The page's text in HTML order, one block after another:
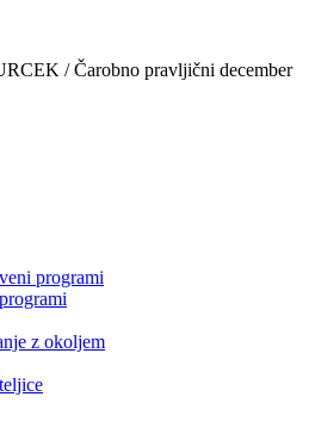
/Čarobno pravljični december
programi
z okoljem